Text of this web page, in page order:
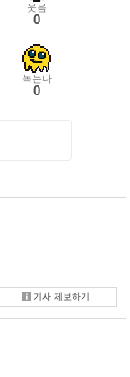
웃음
0
녹는다
0
기사 제보하기